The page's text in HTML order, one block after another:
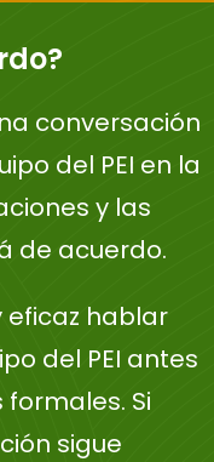
conversación
del PEI en la
y las
de acuerdo.
eficaz hablar
del PEI antes
Si
sigue